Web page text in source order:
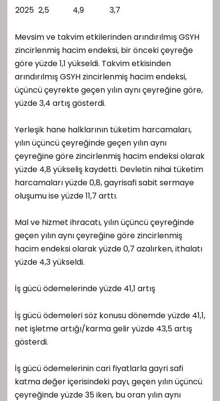
2025 2,5 4,9 3,7
Mevsim ve takvim etkilerinden arındırılmış GSYH
zincirlenmiş hacim endeksi, bir önceki çeyreğe
göre yüzde 1,1 yükseldi. Takvim etkisinden
arındırılmış GSYH zincirlenmiş hacim endeksi,
üçüncü çeyrekte geçen yılın aynı çeyreğine göre,
yüzde 3,4 artış gösterdi.
Yerleşik hane halklarının tüketim harcamaları,
yılın üçüncü çeyreğinde geçen yılın aynı
çeyreğine göre zincirlenmiş hacim endeksi olarak
yüzde 4,8 yükseliş kaydetti. Devletin nihai tüketim
harcamaları yüzde 0,8, gayrisafi sabit sermaye
oluşumu ise yüzde 11,7 arttı.
Mal ve hizmet ihracatı, yılın üçüncü çeyreğinde
geçen yılın aynı çeyreğine göre zincirlenmiş
hacim endeksi olarak yüzde 0,7 azalırken, ithalatı
yüzde 4,3 yükseldi.
İş gücü ödemelerinde yüzde 41,1 artış
İş gücü ödemeleri söz konusu dönemde yüzde 41,1,
net işletme artığı/karma gelir yüzde 43,5 artış
gösterdi.
İş gücü ödemelerinin cari fiyatlarla gayri safi
katma değer içerisindeki payı, geçen yılın üçüncü
çeyreğinde yüzde 35 iken, bu oran yılın aynı